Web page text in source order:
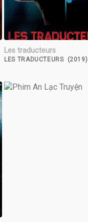
Les traducteurs
LES TRADUCTEURS (2019)